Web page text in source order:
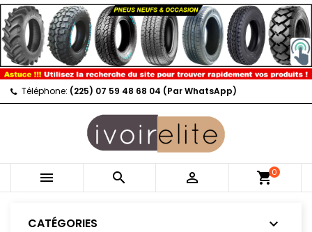
Téléphone: (225) 07 59 48 68 04 (Par WhatsApp)
   shopping_cart0
CATÉGORIES